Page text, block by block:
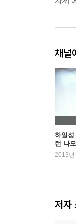
채널
하일성
런 나
요?”
2013년
저자